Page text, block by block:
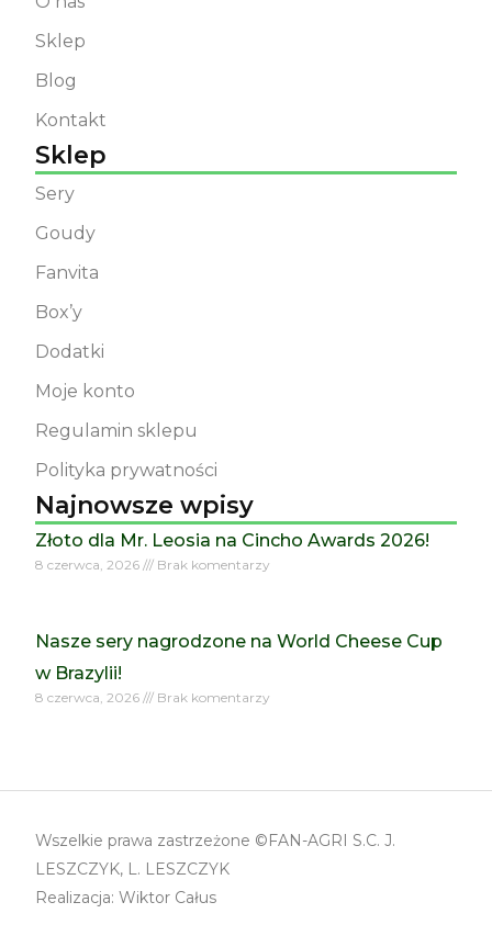
Sklep
Blog
Kontakt
Sklep
Sery
Goudy
Fanvita
Box’y
Dodatki
Moje konto
Regulamin sklepu
Polityka prywatności
Najnowsze wpisy
Złoto dla Mr. Leosia na Cincho Awards 2026!
8 czerwca, 2026 Brak komentarzy
Nasze sery nagrodzone na World Cheese Cup
w Brazylii!
8 czerwca, 2026 Brak komentarzy
Wszelkie prawa zastrzeżone ©FAN-AGRI S.C. J.
LESZCZYK, L. LESZCZYK
Realizacja: Wiktor Całus